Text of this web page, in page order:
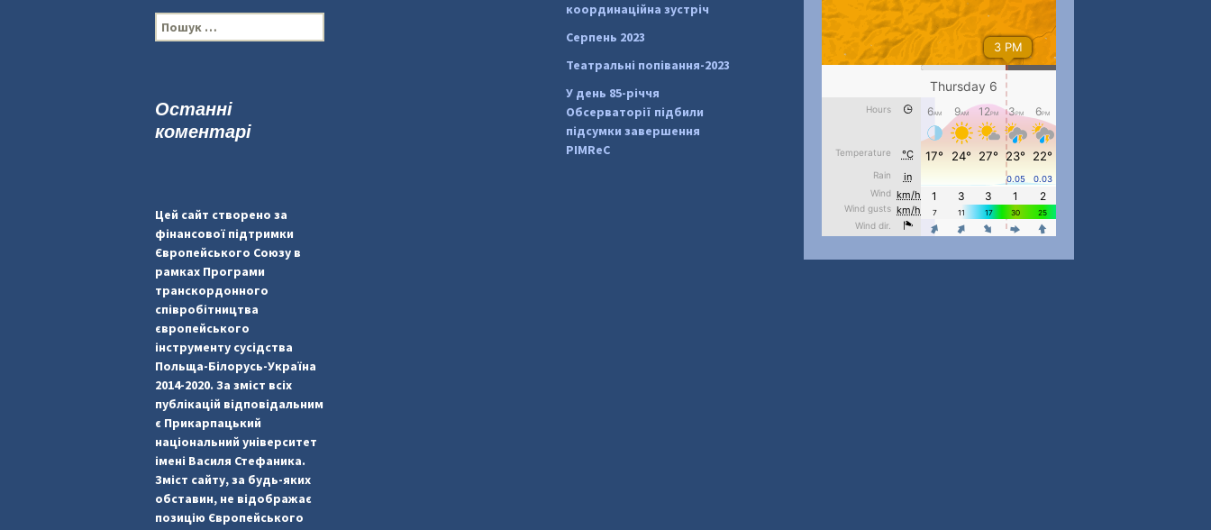
#PipIvanToday #PipIvanWeather
...
pimrec_project
П
о
:
координаційна зустріч
Серпень 2023
Театральні попівання-2023
У день 85-річчя
Обсерваторії підбили
підсумки завершення
PIMReC
Останні
коментарі
Цей сайт створено за
фінансової підтримки
Європейського Союзу в
рамках Програми
транскордонного
співробітництва
європейського
інструменту сусідства
Польща-Білорусь-Україна
2014-2020. За зміст всіх
публікацій відповідальним
є Прикарпацький
національний університет
імені Василя Стефаника.
Зміст сайту, за будь-яких
обставин, не відображає
позицію Європейського